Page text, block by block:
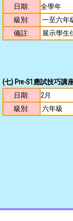
日期:
全學年
級別:
一至六年
備註:
展示學生
(七) Pre-S1應試技巧講
日期:
2月
級別:
六年級